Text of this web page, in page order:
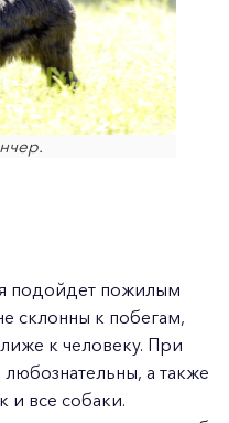
подойдет пожилым
склонны к побегам,
к человеку. При
а также
и все собаки.